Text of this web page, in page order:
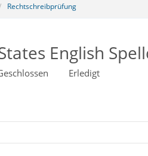
Rechtschreibprüfung
English
Erledigt